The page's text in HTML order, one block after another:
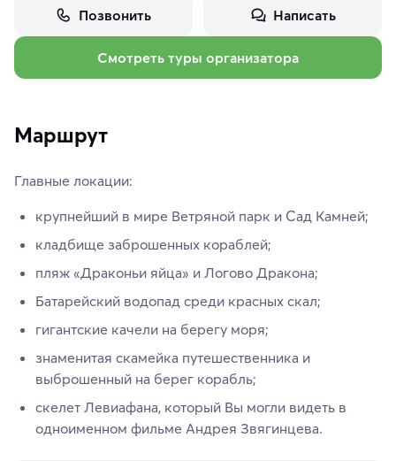
Позвонить Написать
Смотреть туры организатора
Маршрут
Главные локации:
крупнейший в мире Ветряной парк и Сад Камней;
кладбище заброшенных кораблей;
пляж «Драконьи яйца» и Логово Дракона;
Батарейский водопад среди красных скал;
гигантские качели на берегу моря;
знаменитая скамейка путешественника и
выброшенный на берег корабль;
скелет Левиафана, который Вы могли видеть в
одноименном фильме Андрея Звягинцева.